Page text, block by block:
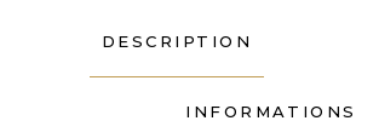
DESCRIPTION
INFORMATIONS